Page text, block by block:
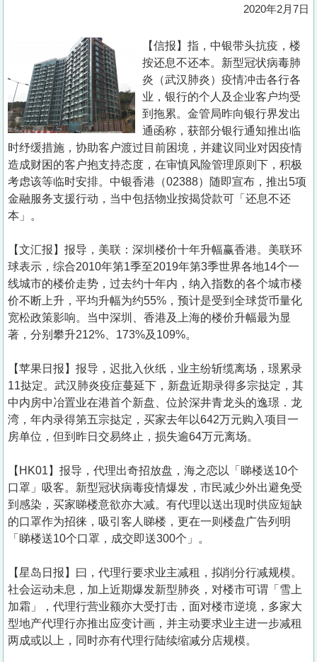
业
手
册
关
於
我
们
2020年2月7日
【信报】指，中银带头抗疫，楼
按还息不还本。新型冠状病毒肺
炎（武汉肺炎）疫情冲击各行各
业，银行的个人及企业客户均受
到拖累。金管局昨向银行界发出
通函称，获部分银行通知推出临
时纾缓措施，协助客户渡过目前困境，并建议同业对因疫情
造成财困的客户抱支持态度，在审慎风险管理原则下，积极
考虑该等临时安排。中银香港（02388）随即宣布，推出5项
金融服务支援行动，当中包括物业按揭贷款可「还息不还
本」。
【文汇报】报导，美联：深圳楼价十年升幅赢香港。美联环
球表示，综合2010年第1季至2019年第3季世界各地14个一
线城市的楼价走势，过去约十年内，纳入指数的各个城市楼
价不断上升，平均升幅为约55%，预计是受到全球货币量化
宽松政策影响。当中深圳、香港及上海的楼价升幅最为显
著，分别攀升212%、173%及109%。
【苹果日报】报导，迟批入伙纸，业主纷斩缆离场，璟累录
11挞定。武汉肺炎疫症蔓延下，新盘近期录得多宗挞定，其
中内房中冶置业在港首个新盘、位於深井青龙头的逸璟．龙
湾，年内录得第五宗挞定，买家去年以642万元购入项目一
房单位，但到昨日交易终止，损失逾64万元离场。
【HK01】报导，代理出奇招放盘，海之恋以「睇楼送10个
口罩」吸客。新型冠状病毒疫情爆发，市民减少外出避免受
到感染，买家睇楼意欲亦大减。有代理以送出现时供应短缺
的口罩作为招徕，吸引客人睇楼，更在一则楼盘广告列明
「睇楼送10个口罩，成交即送300个」。
【星岛日报】曰，代理行要求业主减租，拟削分行减规模。
社会运动未息，加上近期爆发新型肺炎，对楼市可谓「雪上
加霜」，代理行营业额亦大受打击，面对楼市逆境，多家大
型地产代理行亦推出应变计画，并主动要求业主进一步减租
两成或以上，同时亦有代理行陆续缩减分店规模。